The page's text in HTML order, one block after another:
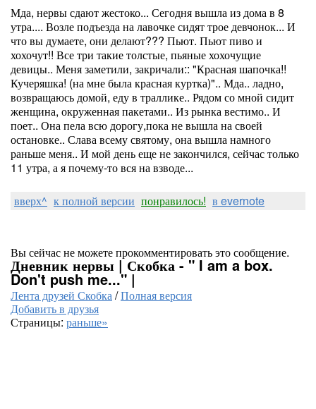
Мда, нервы сдают жестоко... Сегодня вышла из дома в 8
утра.... Возле подъезда на лавочке сидят трое девчонок... И
что вы думаете, они делают??? Пьют. Пьют пиво и
хохочут!! Все три такие толстые, пьяные хохочущие
девицы.. Меня заметили, закричали:: "Красная шапочка!!
Кучеряшка! (на мне была красная куртка)".. Мда.. ладно,
возвращаюсь домой, еду в траллике.. Рядом со мной сидит
женщина, окруженная пакетами.. Из рынка вестимо.. И
поет.. Она пела всю дорогу,пока не вышла на своей
остановке.. Слава всему святому, она вышла намного
раньше меня.. И мой день еще не закончился, сейчас только
11 утра, а я почему-то вся на взводе...
вверх^ к полной версии понравилось! в evernote
Вы сейчас не можете прокомментировать это сообщение.
Дневник нервы | Скобка - " I am a box.
Don't push me..." |
Лента друзей Скобка/Полная версия
Добавить в друзья
Страницы: раньше»